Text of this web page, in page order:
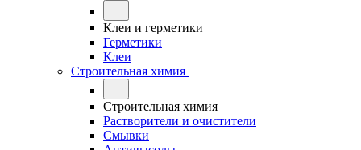
Клеи и герметики
Герметики
Клеи
Строительная химия
Строительная химия
Растворители и очистители
Смывки